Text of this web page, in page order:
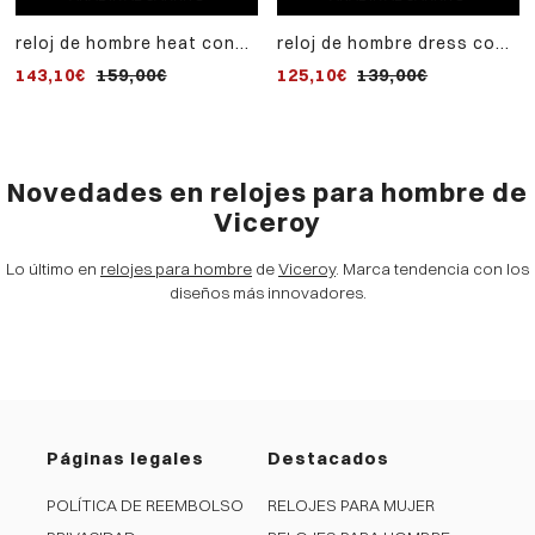
reloj de hombre heat con
correa negra de nylon
143,10€ 159,00€
reloj de hombre dress con
correa de piel negra
125,10€ 139,00€
Novedades en relojes para hombre de
Viceroy
Lo último en relojes para hombre deViceroy. Marca tendencia con los
diseños más innovadores.
Páginas legales
POLÍTICA DE REEMBOLSO
Destacados
RELOJES PARA MUJER